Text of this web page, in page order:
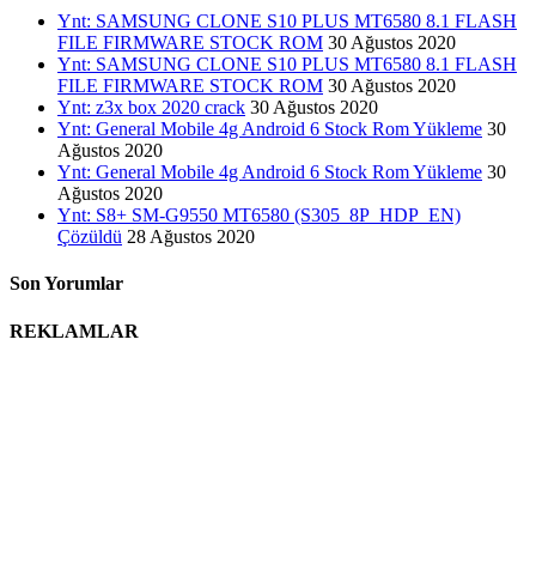
Ynt: SAMSUNG CLONE S10 PLUS MT6580 8.1 FLASH
FILE FIRMWARE STOCK ROM 30 Ağustos 2020
Ynt: SAMSUNG CLONE S10 PLUS MT6580 8.1 FLASH
FILE FIRMWARE STOCK ROM 30 Ağustos 2020
Ynt: z3x box 2020 crack 30 Ağustos 2020
Ynt: General Mobile 4g Android 6 Stock Rom Yükleme 30
Ağustos 2020
Ynt: General Mobile 4g Android 6 Stock Rom Yükleme 30
Ağustos 2020
Ynt: S8+ SM-G9550 MT6580 (S305_8P_HDP_EN)
Çözüldü 28 Ağustos 2020
Son Yorumlar
REKLAMLAR